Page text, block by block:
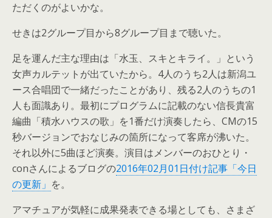
ただくのがよいかな。
せきは2グループ目から8グループ目まで聴いた。
足を運んだ主な理由は「水玉、スキとキライ。」という
女声カルテットが出ていたから。4人のうち2人は新潟ユ
ース合唱団で一緒だったことがあり、残る2人のうちの1
人も面識あり。最初にプログラムに記載のない信長貴富
編曲「積水ハウスの歌」を1番だけ演奏したら、CMの15
秒バージョンでおなじみの箇所になって客席が沸いた。
それ以外に5曲ほど演奏。演目はメンバーのおひとり・
conさんによるブログの2016年02月01日付け記事「今日
の更新」 を。
アマチュアが気軽に成果発表できる場としても、さまざ